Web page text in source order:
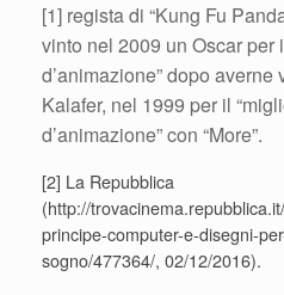
[1] regista di “Kung Fu
vinto nel 2009 un Oscar per
d’animazione” dopo
Kalafer, nel 1999 per il
d’animazione” con “More”.
[2] La Repubblica
(http://
principe-computer-e-disegni-
sogno/477364/, 02/12/2016).